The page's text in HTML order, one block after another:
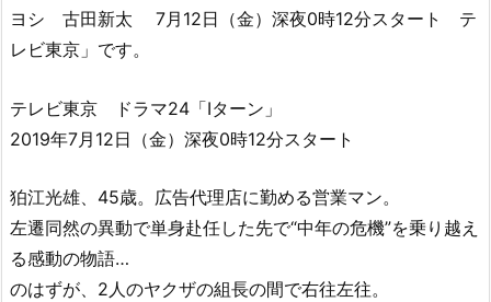
ヨシ 古田新太 7月12日（金）深夜0時12分スタート テ
レビ東京」です。
テレビ東京 ドラマ24「Iターン」
2019年7月12日（金）深夜0時12分スタート
狛江光雄、45歳。広告代理店に勤める営業マン。
左遷同然の異動で単身赴任した先で“中年の危機”を乗り越え
る感動の物語…
のはずが、2人のヤクザの組長の間で右往左往。